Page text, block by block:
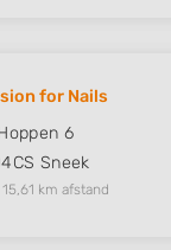
for Nails
6
Sneek
15,61 km afstand
or combinations